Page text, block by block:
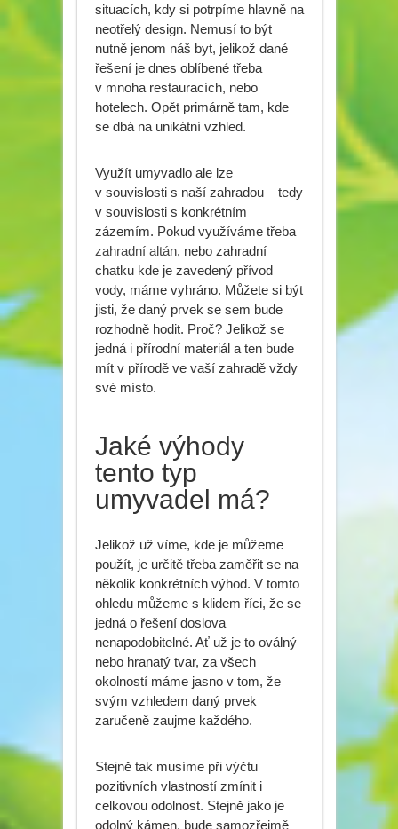
situacích, kdy si potrpíme hlavně na
neotřelý design. Nemusí to být
nutně jenom náš byt, jelikož dané
řešení je dnes oblíbené třeba
v mnoha restauracích, nebo
hotelech. Opět primárně tam, kde
se dbá na unikátní vzhled.
Využít umyvadlo ale lze
v souvislosti s naší zahradou – tedy
v souvislosti s konkrétním
zázemím. Pokud využíváme třeba
zahradní altán, nebo zahradní
chatku kde je zavedený přívod
vody, máme vyhráno. Můžete si být
jisti, že daný prvek se sem bude
rozhodně hodit. Proč? Jelikož se
jedná i přírodní materiál a ten bude
mít v přírodě ve vaší zahradě vždy
své místo.
Jaké výhody
tento typ
umyvadel má?
Jelikož už víme, kde je můžeme
použít, je určitě třeba zaměřit se na
několik konkrétních výhod. V tomto
ohledu můžeme s klidem říci, že se
jedná o řešení doslova
nenapodobitelné. Ať už je to oválný
nebo hranatý tvar, za všech
okolností máme jasno v tom, že
svým vzhledem daný prvek
zaručeně zaujme každého.
Stejně tak musíme při výčtu
pozitivních vlastností zmínit i
celkovou odolnost. Stejně jako je
odolný kámen, bude samozřejmě